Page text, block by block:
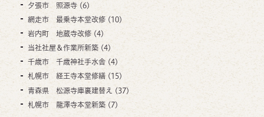
夕張市 照源寺 (6)
網走市 最乗寺本堂改修 (10)
岩内町 地蔵寺改修 (4)
当社社屋＆作業所新築 (4)
千歳市 千歳神社手水舎 (4)
札幌市 経王寺本堂修繕 (15)
青森県 松源寺庫裏建替え (37)
札幌市 龍澤寺本堂新築 (7)